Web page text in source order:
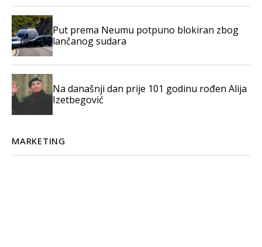
Put prema Neumu potpuno blokiran zbog
lančanog sudara
Na današnji dan prije 101 godinu rođen Alija
Izetbegović
MARKETING